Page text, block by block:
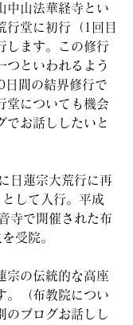
中山法華経寺とい
行堂に初行（1回目
します。この修行
つといわれるよう
日間の結界修行で
堂についても機会
でお話ししたいと
日蓮宗大荒行に再
して入行。平成
寺で開催された布
受院。
宗の伝統的な高座
。（布教院につい
のブログお話しし